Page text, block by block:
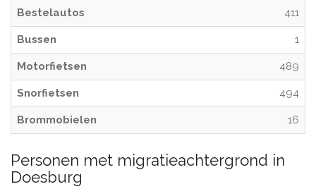
Bestelautos 411
Bussen 1
Motorfietsen 489
Snorfietsen 494
Brommobielen 16
Personen met migratieachtergrond in
Doesburg